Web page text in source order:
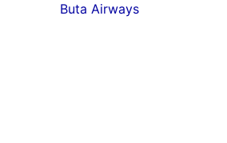
Buta Airways